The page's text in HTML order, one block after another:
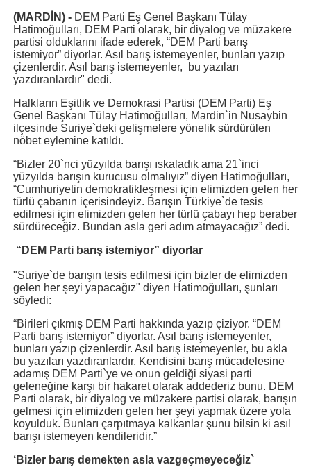
(MARDİN) - DEM Parti Eş Genel Başkanı Tülay
Hatimoğulları, DEM Parti olarak, bir diyalog ve müzakere
partisi olduklarını ifade ederek, “DEM Parti barış
istemiyor” diyorlar. Asıl barış istemeyenler, bunları yazıp
çizenlerdir. Asıl barış istemeyenler, bu yazıları
yazdıranlardır" dedi.
Halkların Eşitlik ve Demokrasi Partisi (DEM Parti) Eş
Genel Başkanı Tülay Hatimoğulları, Mardin`in Nusaybin
ilçesinde Suriye`deki gelişmelere yönelik sürdürülen
nöbet eylemine katıldı.
“Bizler 20`nci yüzyılda barışı ıskaladık ama 21`inci
yüzyılda barışın kurucusu olmalıyız” diyen Hatimoğulları,
“Cumhuriyetin demokratikleşmesi için elimizden gelen her
türlü çabanın içerisindeyiz. Barışın Türkiye`de tesis
edilmesi için elimizden gelen her türlü çabayı hep beraber
sürdüreceğiz. Bundan asla geri adım atmayacağız” dedi.
“DEM Parti barış istemiyor” diyorlar
"Suriye`de barışın tesis edilmesi için bizler de elimizden
gelen her şeyi yapacağız" diyen Hatimoğulları, şunları
söyledi:
“Birileri çıkmış DEM Parti hakkında yazıp çiziyor. “DEM
Parti barış istemiyor” diyorlar. Asıl barış istemeyenler,
bunları yazıp çizenlerdir. Asıl barış istemeyenler, bu akla
bu yazıları yazdıranlardır. Kendisini barış mücadelesine
adamış DEM Parti`ye ve onun geldiği siyasi parti
geleneğine karşı bir hakaret olarak addederiz bunu. DEM
Parti olarak, bir diyalog ve müzakere partisi olarak, barışın
gelmesi için elimizden gelen her şeyi yapmak üzere yola
koyulduk. Bunları çarpıtmaya kalkanlar şunu bilsin ki asıl
barışı istemeyen kendileridir.”
‘Bizler barış demekten asla vazgeçmeyeceğiz`